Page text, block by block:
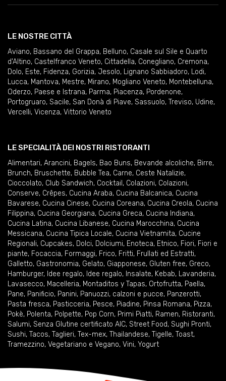
LE NOSTRE CITTÀ
Aviano, Bassano del Grappa, Belluno, Casale sul Sile e Quarto
d'Altino, Castelfranco Veneto, Cittadella, Conegliano, Cremona,
Dolo, Este, Fidenza, Gorizia, Jesolo, Lignano Sabbiadoro, Lodi,
Lucca, Mantova, Mestre, Mirano, Mogliano Veneto, Montebelluna,
Oderzo, Paese e Istrana, Parma, Piacenza, Pordenone,
Portogruaro, Sacile, San Donà di Piave, Sassuolo, Treviso, Udine,
Vercelli, Vicenza, Vittorio Veneto
LE SPECIALITÀ DEI NOSTRI RISTORANTI
Alimentari, Arancini, Bagels, Bao Buns, Bevande alcoliche, Birre,
Brunch, Bruschette, Bubble Tea, Carne, Ceste Natalizie,
Cioccolato, Club Sandwich, Cocktail , Colazioni, Colazioni,
Conserve, Crêpes, Cucina Araba, Cucina Balcanica, Cucina
Bavarese, Cucina Cinese, Cucina Coreana, Cucina Creola, Cucina
Filippina, Cucina Georgiana, Cucina Greca, Cucina Indiana,
Cucina Latina, Cucina Libanese, Cucina Marocchina, Cucina
Messicana, Cucina Tipica Locale, Cucina Vietnamita, Cucine
Regionali, Cupcakes, Dolci, Dolciumi, Enoteca, Etnico, Fiori, Fiori e
piante, Focaccia, Formaggi, Frico, Fritti, Frullati ed Estratti,
Galletto, Gastronomia, Gelato, Giapponese, Gluten free, Greco,
Hamburger, Idee regalo, Idee regalo, Insalate, Kebab, Lavanderia,
Lavasecco, Macelleria, Montaditos y Tapas, Ortofrutta, Paella,
Pane, Panificio, Panini, Panuozzi, calzoni e pucce, Panzerotti,
Pasta fresca, Pasticceria, Pesce, Piadine, Pinsa Romana, Pizza,
Pokè, Polenta, Polpette, Pop Corn, Primi Piatti, Ramen, Ristoranti,
Salumi, Senza Glutine certificato AIC, Street Food, Sughi Pronti,
Sushi, Tacos, Taglieri, Tex-mex, Thailandese, Tigelle, Toast,
Tramezzino, Vegetariano e Vegano, Vini, Yogurt